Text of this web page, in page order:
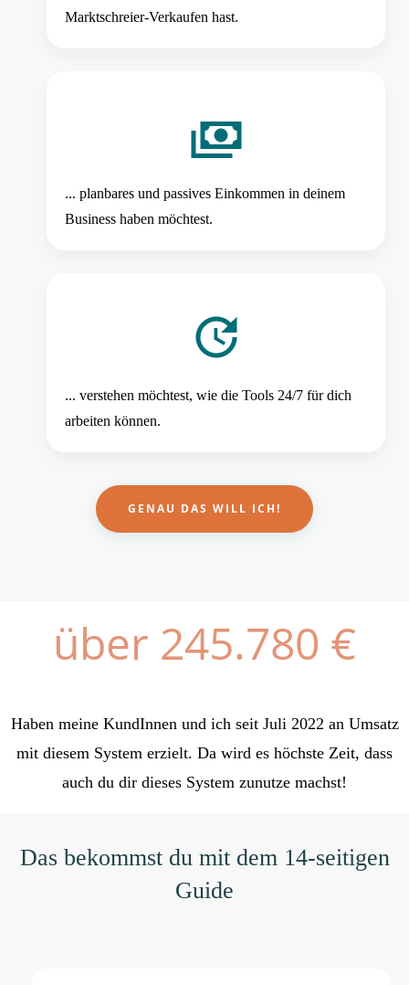
Marktschreier-Verkaufen hast.
... planbares und passives Einkommen in deinem
Business haben möchtest.
... verstehen möchtest, wie die Tools 24/7 für dich
arbeiten können.
GENAU DAS WILL ICH!
über 245.780 €
Haben meine KundInnen und ich seit Juli 2022 an Umsatz
mit diesem System erzielt. Da wird es höchste Zeit, dass
auch du dir dieses System zunutze machst!
Das bekommst du mit dem 14-seitigen
Guide